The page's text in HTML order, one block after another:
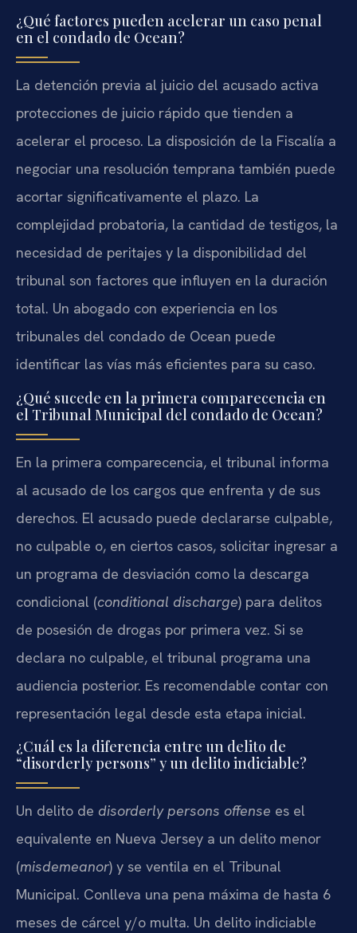
¿Qué factores pueden acelerar un caso penal
en el condado de Ocean?
La detención previa al juicio del acusado activa
protecciones de juicio rápido que tienden a
acelerar el proceso. La disposición de la Fiscalía a
negociar una resolución temprana también puede
acortar significativamente el plazo. La
complejidad probatoria, la cantidad de testigos, la
necesidad de peritajes y la disponibilidad del
tribunal son factores que influyen en la duración
total. Un abogado con experiencia en los
tribunales del condado de Ocean puede
identificar las vías más eficientes para su caso.
¿Qué sucede en la primera comparecencia en
el Tribunal Municipal del condado de Ocean?
En la primera comparecencia, el tribunal informa
al acusado de los cargos que enfrenta y de sus
derechos. El acusado puede declararse culpable,
no culpable o, en ciertos casos, solicitar ingresar a
un programa de desviación como la descarga
condicional (conditional discharge) para delitos
de posesión de drogas por primera vez. Si se
declara no culpable, el tribunal programa una
audiencia posterior. Es recomendable contar con
representación legal desde esta etapa inicial.
¿Cuál es la diferencia entre un delito de
“disorderly persons” y un delito indiciable?
Un delito de disorderly persons offense es el
equivalente en Nueva Jersey a un delito menor
(misdemeanor) y se ventila en el Tribunal
Municipal. Conlleva una pena máxima de hasta 6
meses de cárcel y/o multa. Un delito indiciable